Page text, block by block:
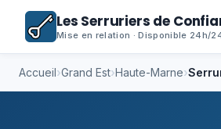
Les Serruriers de
Mise en relation · Disponible 24h/
Accueil›Grand Est›Haute-Marne›